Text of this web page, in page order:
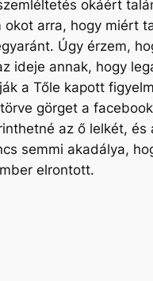
okáért
arra, hogy miért
Úgy érzem,
ideje annak, hogy
a Tőle kapott
görget a
az ő lelkét,
semmi akadálya,
elrontott.